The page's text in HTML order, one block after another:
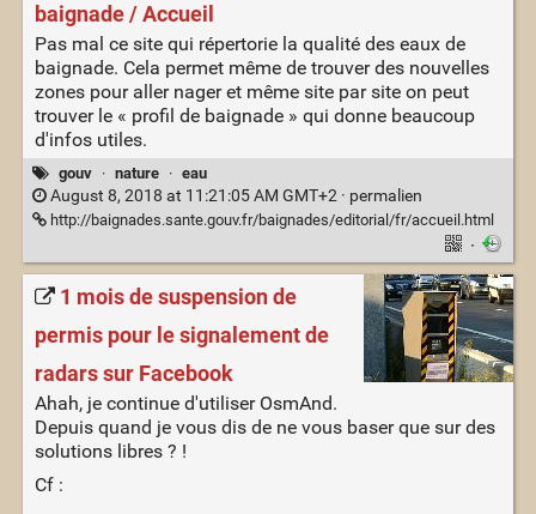
baignade / Accueil
Pas mal ce site qui répertorie la qualité des eaux de
baignade. Cela permet même de trouver des nouvelles
zones pour aller nager et même site par site on peut
trouver le « profil de baignade » qui donne beaucoup
d'infos utiles.
gouv · nature · eau
August 8, 2018 at 11:21:05 AM GMT+2 · permalien
http://baignades.sante.gouv.fr/baignades/editorial/fr/accueil.html
·
1 mois de suspension de
permis pour le signalement de
radars sur Facebook
Ahah, je continue d'utiliser OsmAnd.
Depuis quand je vous dis de ne vous baser que sur des
solutions libres ? !
Cf :